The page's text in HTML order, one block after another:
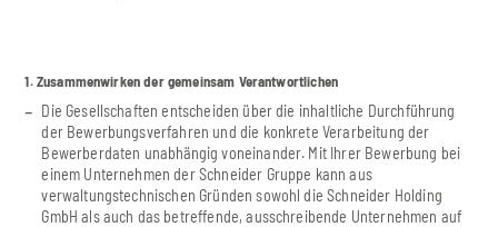
1. Zusammenwirken der gemeinsam Verantwortlichen
Die Gesellschaften entscheiden über die inhaltliche Durchführung
der Bewerbungsverfahren und die konkrete Verarbeitung der
Bewerberdaten unabhängig voneinander. Mit Ihrer Bewerbung bei
einem Unternehmen der Schneider Gruppe kann aus
verwaltungstechnischen Gründen sowohl die Schneider Holding
GmbH als auch das betreffende, ausschreibende Unternehmen auf